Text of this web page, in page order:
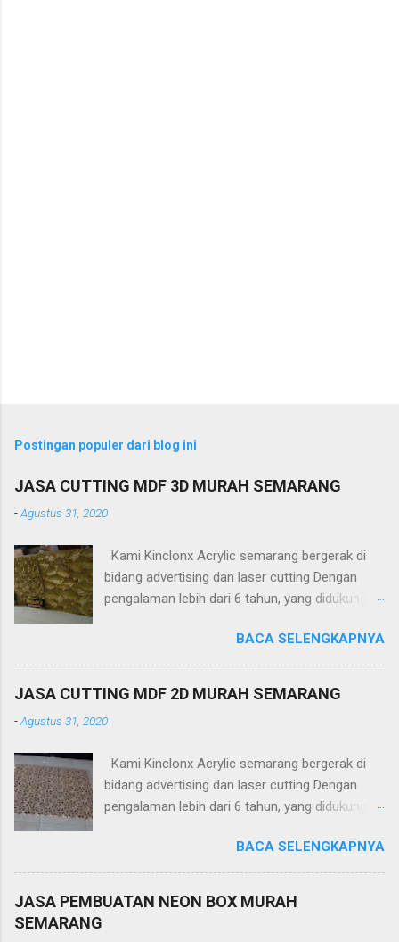
Postingan populer dari blog ini
JASA CUTTING MDF 3D MURAH SEMARANG
-Agustus 31, 2020
Kami Kinclonx Acrylic semarang bergerak di
bidang advertising dan laser cutting Dengan
pengalaman lebih dari 6 tahun, yang didukung
menghasilkan produk yang berkualitas
tinggi.Untuk harga yang kami tawakan sangat
(acrylic,stainless,galvalum,kuningan) -Neon Box
Aquarium -Pagar -Railling Tangga/Balkon -
Kanopi -Wallpanel 2D dan 3D -Partisi (sekat)
ruangan -Jasa Potong Metal (platbesi,
Non Metal (Acrylic, MDF, Whiteboard, dll) -DLL
Kelebihan Kinclonx Acrylic : -Pelayanan Prima -
Hasil Produk Berkualitas -Harga Kompetitif -
BACA SELENGKAPNYA
JASA CUTTING MDF 2D MURAH SEMARANG
-Agustus 31, 2020
Kami Kinclonx Acrylic semarang bergerak di
bidang advertising dan laser cutting Dengan
pengalaman lebih dari 6 tahun, yang didukung
menghasilkan produk yang berkualitas
tinggi.Untuk harga yang kami tawakan sangat
BACA SELENGKAPNYA
JASA PEMBUATAN NEON BOX MURAH
SEMARANG